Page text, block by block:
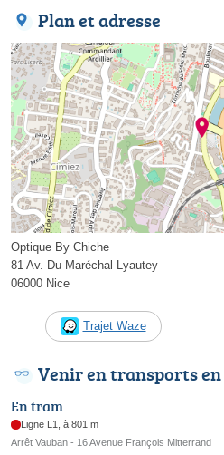
Plan et adresse
Optique By Chiche
81 Av. Du Maréchal Lyautey
06000 Nice
Trajet Waze
Venir en transports
En tram
Ligne L1, à 801 m
Arrêt Vauban - 16 Avenue François Mitterrand